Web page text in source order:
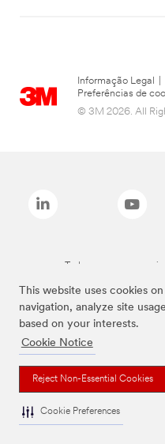
This website uses cookies
navigation, analyze site
based on your interests.
Cookie Notice
Reject Non-Essential Cookies
Cookie Preferences
Informação Legal
Preferências de
© 3M 2026. All
Todas as marcas